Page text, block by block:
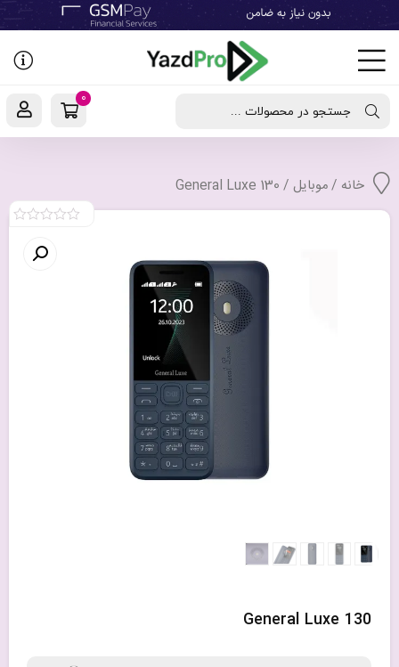
جستجو در محصولات ...
0
خانه /موبایل / General Luxe 130
General Luxe 130